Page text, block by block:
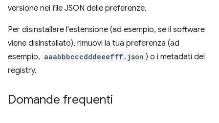
versione nel file JSON delle preferenze.
Per disinstallare l'estensione (ad esempio, se il software
viene disinstallato), rimuovi la tua preferenza (ad
esempio, aaabbbcccdddeeefff.json ) o i metadati del
registry.
Domande frequenti